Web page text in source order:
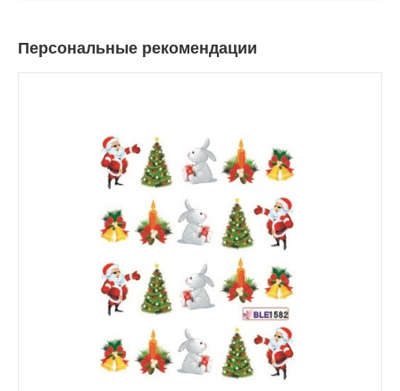
Персональные рекомендации